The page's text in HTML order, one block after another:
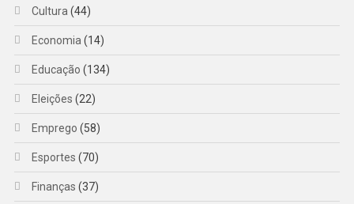
Cultura (44)
Economia (14)
Educação (134)
Eleições (22)
Emprego (58)
Esportes (70)
Finanças (37)